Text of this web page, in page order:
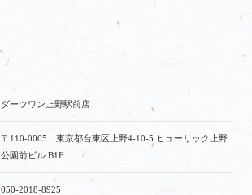
ダーツワン上野駅前店
〒110-0005 東京都台東区上野4-10-5 ヒューリック上野
公園前ビル B1F
050-2018-8925